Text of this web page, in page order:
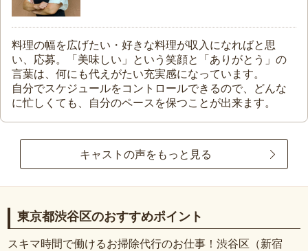
料理の幅を広げたい・好きな料理が収入になればと思
い、応募。「美味しい」という笑顔と「ありがとう」の
言葉は、何にも代えがたい充実感になっています。
自分でスケジュールをコントロールできるので、どんな
に忙しくても、自分のペースを保つことが出来ます。
キャストの声をもっと見る
東京都渋谷区のおすすめポイント
スキマ時間で働けるお掃除代行のお仕事！渋谷区（新宿